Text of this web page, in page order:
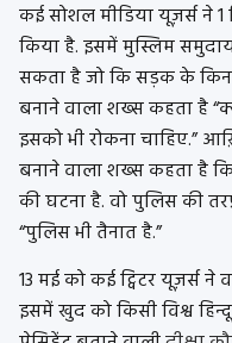
कई सोशल मीडिया यूज़र्स ने
किया है. इसमें मुस्लिम
सकता है जो कि सड़क के
बनाने वाला शख्स कहता है
इसको भी रोकना चाहिए.”
बनाने वाला शख्स कहता है
की घटना है. वो पुलिस की
“पुलिस भी तैनात है.”
13 मई को कई ट्विटर यूज़र्स ने
इसमें खुद को किसी विश्व